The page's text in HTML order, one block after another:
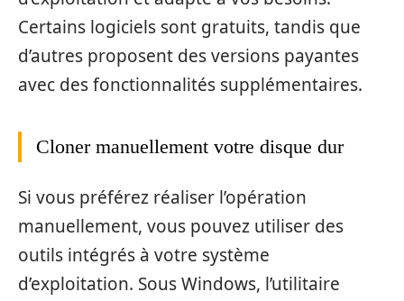
Certains logiciels sont gratuits, tandis que
d’autres proposent des versions payantes
avec des fonctionnalités supplémentaires.
Cloner manuellement votre disque dur
Si vous préférez réaliser l’opération
manuellement, vous pouvez utiliser des
outils intégrés à votre système
d’exploitation. Sous Windows, l’utilitaire